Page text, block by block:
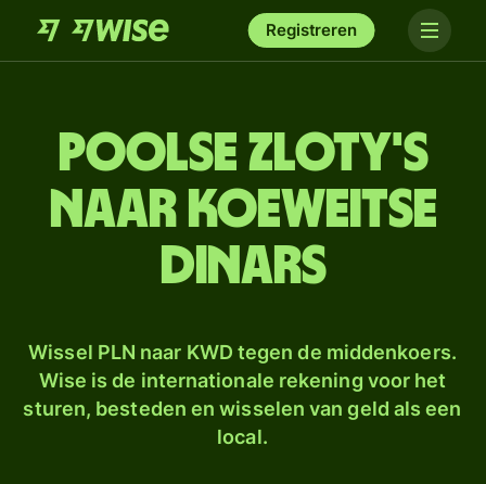
Registreren
Poolse zloty's
naar Koeweitse
dinars
Wissel PLN naar KWD tegen de middenkoers.
Wise is de internationale rekening voor het
sturen, besteden en wisselen van geld als een
local.